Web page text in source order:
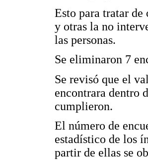
Esto para tratar
y otras la no
las personas.
Se eliminaron 7
Se revisó que el
encontrara dentro
cumplieron.
El número de
estadístico de los
partir de ellas se